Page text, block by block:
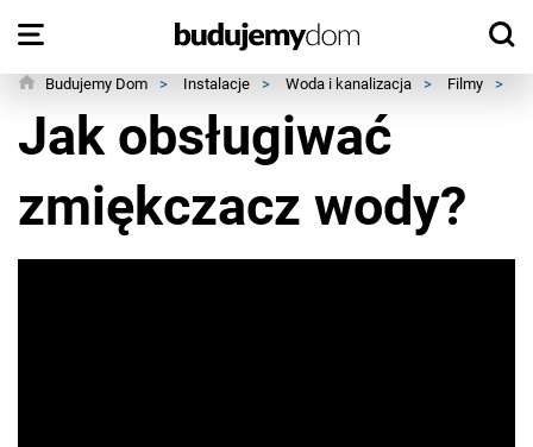
Budujemy Dom > Instalacje > Woda i kanalizacja > Filmy >
Jak obsługiwać
zmiękczacz wody?